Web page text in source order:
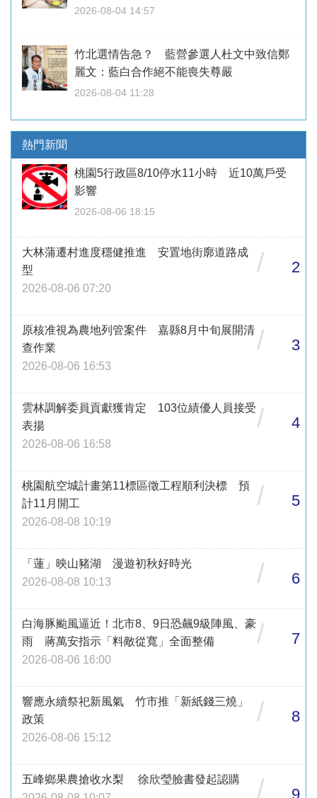
2026-08-04 14:57
竹北選情告急？ 藍營參選人杜文中致信鄭
麗文：藍白合作絕不能喪失尊嚴
2026-08-04 11:28
熱門新聞
桃園5行政區8/10停水11小時 近10萬戶受
影響
2026-08-06 18:15
大林蒲遷村進度穩健推進 安置地街廓道路成
型
2026-08-06 07:20
/ 2
原核准視為農地列管案件 嘉縣8月中旬展開清
查作業
2026-08-06 16:53
/ 3
雲林調解委員貢獻獲肯定 103位績優人員接受
表揚
2026-08-06 16:58
/ 4
桃園航空城計畫第11標區徵工程順利決標 預
計11月開工
2026-08-08 10:19
/ 5
「蓮」映山豬湖 漫遊初秋好時光
2026-08-08 10:13
/ 6
白海豚颱風逼近！北市8、9日恐飆9級陣風、豪
雨 蔣萬安指示「料敵從寬」全面整備
2026-08-06 16:00
/ 7
響應永續祭祀新風氣 竹市推「新紙錢三燒」
政策
2026-08-06 15:12
/ 8
五峰鄉果農搶收水梨 徐欣瑩臉書發起認購
/ 9